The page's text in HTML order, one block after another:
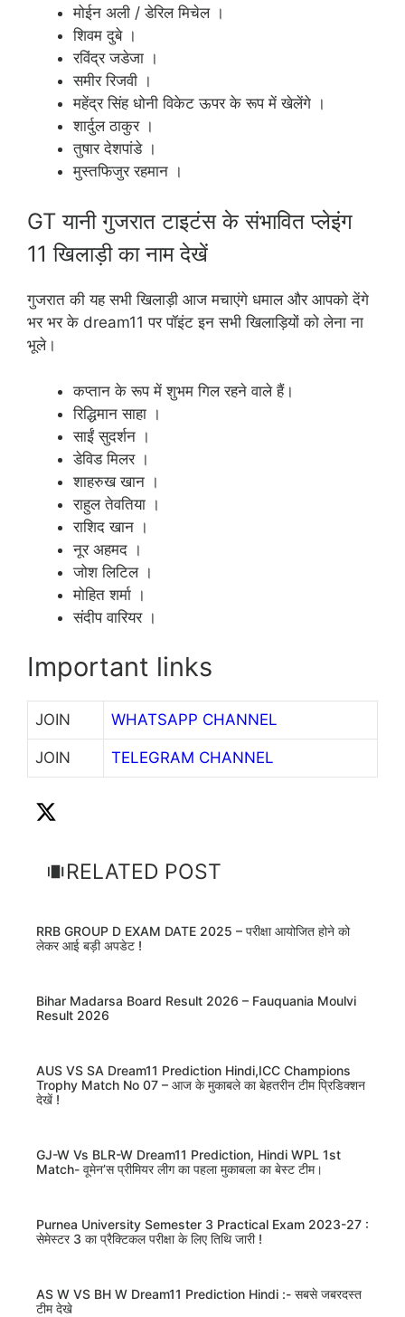
मोईन अली / डेरिल मिचेल ।
शिवम दुबे ।
रविंद्र जडेजा ।
समीर रिजवी ।
महेंद्र सिंह धोनी विकेट ऊपर के रूप में खेलेंगे ।
शार्दुल ठाकुर ।
तुषार देशपांडे ।
मुस्तफिजुर रहमान ।
GT यानी गुजरात टाइटंस के संभावित प्लेइंग
11 खिलाड़ी का नाम देखें
गुजरात की यह सभी खिलाड़ी आज मचाएंगे धमाल और आपको देंगे
भर भर के dream11 पर पॉइंट इन सभी खिलाड़ियों को लेना ना
भूले।
कप्तान के रूप में शुभम गिल रहने वाले हैं।
रिद्धिमान साहा ।
साईं सुदर्शन ।
डेविड मिलर ।
शाहरुख खान ।
राहुल तेवतिया ।
राशिद खान ।
नूर अहमद ।
जोश लिटिल ।
मोहित शर्मा ।
संदीप वारियर ।
Important links
JOIN WHATSAPP CHANNEL
JOIN TELEGRAM CHANNEL
RELATED POST
RRB GROUP D EXAM DATE 2025 – परीक्षा आयोजित होने को
लेकर आई बड़ी अपडेट !
Bihar Madarsa Board Result 2026 – Fauquania Moulvi
Result 2026
AUS VS SA Dream11 Prediction Hindi,ICC Champions
Trophy Match No 07 – आज के मुकाबले का बेहतरीन टीम प्रिडिक्शन
देखें !
GJ-W Vs BLR-W Dream11 Prediction, Hindi WPL 1st
Match- वूमेन’स प्रीमियर लीग का पहला मुकाबला का बेस्ट टीम।
Purnea University Semester 3 Practical Exam 2023-27 :
सेमेस्टर 3 का प्रैक्टिकल परीक्षा के लिए तिथि जारी !
AS W VS BH W Dream11 Prediction Hindi :- सबसे जबरदस्त
टीम देखे